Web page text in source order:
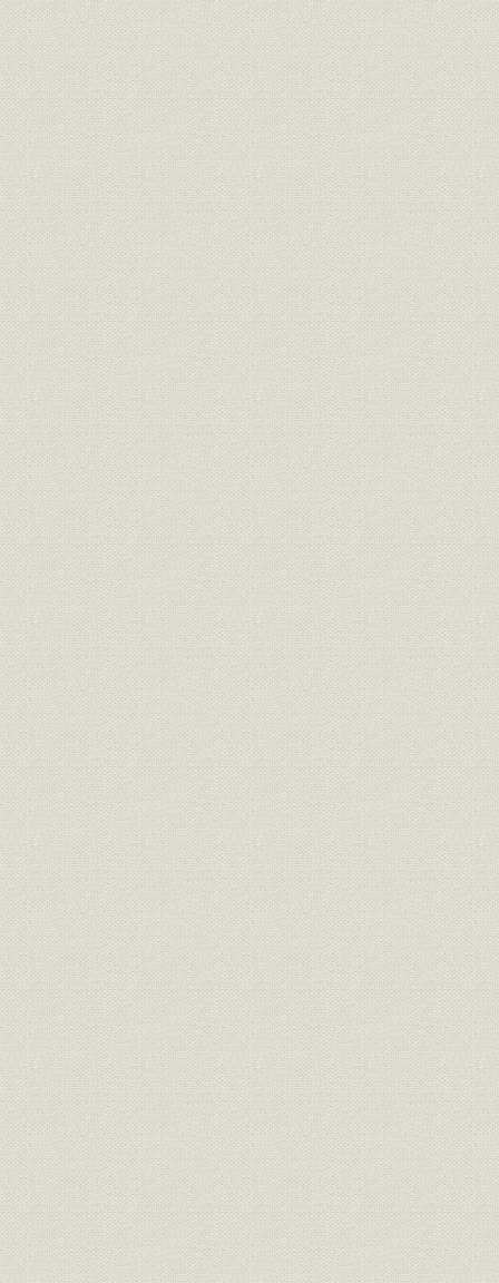
契約種別別販売電力量の推移
当社管内家庭用小型機器普及率の推移
お客さま一軒当たり停電状況の推移
従業員数の推移
設備の概要
基幹送電系統の変遷
設備の推移
発受電の推移
主要無線系統図
主要光ファイバー系統図
関西電力組織図
組織および事業所等の変遷
機構の変遷
主要事業所の所在地一覧
PR館一覧
グループ会社の概要
関西電力ゆかりの神社・石碑など
社歌「呼ぼうよ 雲を」
関西地方電気事業統合系譜図
事項索引
企業名索引
人名索引
図・表索引
写真索引
主要参考文献
執筆者
編集後記